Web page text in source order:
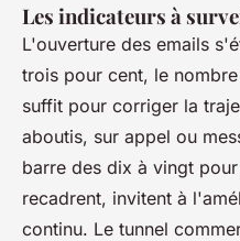
Les indicateurs à
L'ouverture des emails
trois pour cent, le
suffit pour corriger la
aboutis, sur appel ou
barre des dix à vingt
recadrent, invitent à
continu. Le tunnel